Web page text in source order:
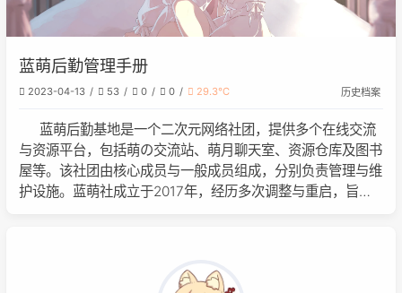
蓝萌后勤管理手册
2023-04-13 53 0 0 29.3℃ 历史档案
蓝萌后勤基地是一个二次元网络社团，提供多个在线交流
与资源平台，包括萌の交流站、萌月聊天室、资源仓库及图书
屋等。该社团由核心成员与一般成员组成，分别负责管理与维
护设施。蓝萌社成立于2017年，经历多次调整与重启，旨在